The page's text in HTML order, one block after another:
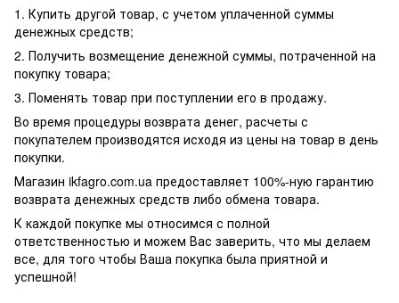
1. Купить другой товар, с учетом уплаченной суммы
денежных средств;
2. Получить возмещение денежной суммы, потраченной на
покупку товара;
3. Поменять товар при поступлении его в продажу.
Во время процедуры возврата денег, расчеты с
покупателем производятся исходя из цены на товар в день
покупки.
Магазин ikfagro.com.ua предоставляет 100%-ную гарантию
возврата денежных средств либо обмена товара.
К каждой покупке мы относимся с полной
ответственностью и можем Вас заверить, что мы делаем
все, для того чтобы Ваша покупка была приятной и
успешной!